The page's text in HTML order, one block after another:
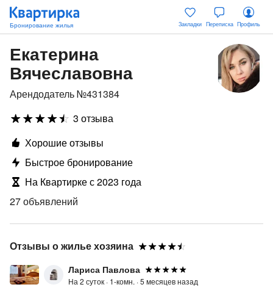
Закладки Переписка Профиль
Екатерина
Вячеславовна
Арендодатель №431384
3 отзыва
Хорошие отзывы
Быстрое бронирование
На Квартирке с 2023 года
27 объявлений
Отзывы о жилье хозяина
Лариса Павлова
На 2 суток · 1-комн. ·5 месяцев назад